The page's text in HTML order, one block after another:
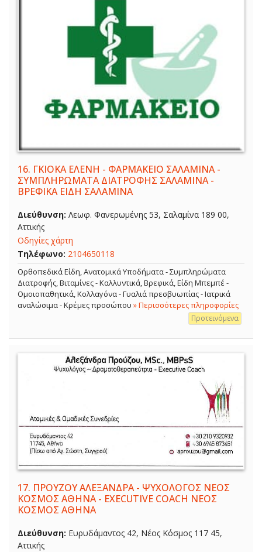
16. ΓΚΙΟΚΑ ΕΛΕΝΗ - ΦΑΡΜΑΚΕΙΟ ΣΑΛΑΜΙΝΑ -
ΣΥΜΠΛΗΡΩΜΑΤΑ ΔΙΑΤΡΟΦΗΣ ΣΑΛΑΜΙΝΑ -
ΒΡΕΦΙΚΑ ΕΙΔΗ ΣΑΛΑΜΙΝΑ
Διεύθυνση: Λεωφ. Φανερωμένης 53, Σαλαμίνα 189 00,
Αττικής
Οδηγίες χάρτη
Τηλέφωνο: 2104650118
Ορθοπεδικά Είδη, Ανατομικά Υποδήματα - Συμπληρώματα
Διατροφής, Βιταμίνες - Καλλυντικά, Βρεφικά, Είδη Μπεμπέ -
Ομοιοπαθητικά, Κολλαγόνα - Γυαλιά πρεσβυωπίας - Ιατρικά
αναλώσιμα - Κρέμες προσώπου » Περισσότερες πληροφορίες
Προτεινόμενα
17. ΠΡΟΥΖΟΥ ΑΛΕΞΑΝΔΡΑ - ΨΥΧΟΛΟΓΟΣ ΝΕΟΣ
ΚΟΣΜΟΣ ΑΘΗΝΑ - EXECUTIVE COACH ΝΕΟΣ
ΚΟΣΜΟΣ ΑΘΗΝΑ
Διεύθυνση: Ευρυδάμαντος 42, Νέος Κόσμος 117 45,
Αττικής